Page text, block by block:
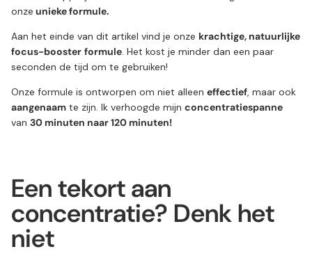
onze unieke formule.
Aan het einde van dit artikel vind je onze krachtige, natuurlijke
focus-booster formule. Het kost je minder dan een paar
seconden de tijd om te gebruiken!
Onze formule is ontworpen om niet alleen effectief, maar ook
aangenaam te zijn. Ik verhoogde mijn concentratiespanne
van 30 minuten naar 120 minuten!
Een tekort aan
concentratie? Denk het
niet